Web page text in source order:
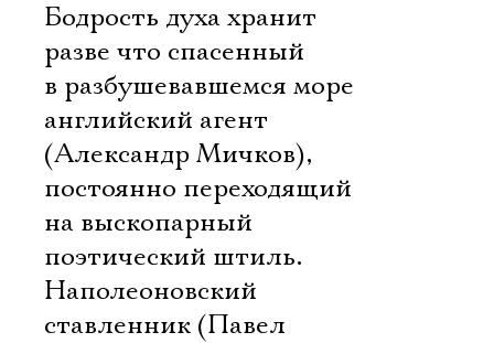
Бодрость духа хранит
разве что спасенный
в разбушевавшемся море
английский агент
(Александр Мичков),
постоянно переходящий
на выскопарный
поэтический штиль.
Наполеоновский
ставленник (Павел
Имя
Ознакомиться